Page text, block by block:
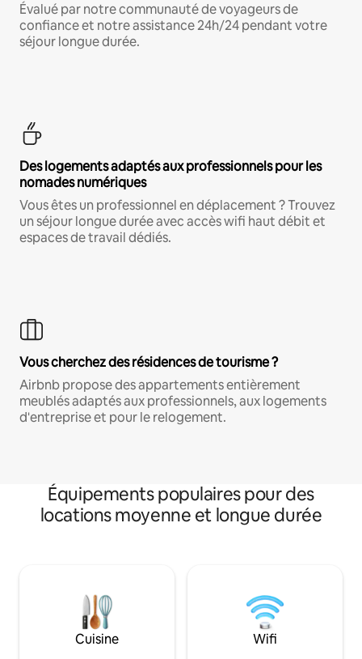
Évalué par notre communauté de voyageurs de
confiance et notre assistance 24h/24 pendant votre
séjour longue durée.
Des logements adaptés aux professionnels pour les
nomades numériques
Vous êtes un professionnel en déplacement ? Trouvez
un séjour longue durée avec accès wifi haut débit et
espaces de travail dédiés.
Vous cherchez des résidences de tourisme ?
Airbnb propose des appartements entièrement
meublés adaptés aux professionnels, aux logements
d'entreprise et pour le relogement.
Équipements populaires pour des
locations moyenne et longue durée
Cuisine Wifi